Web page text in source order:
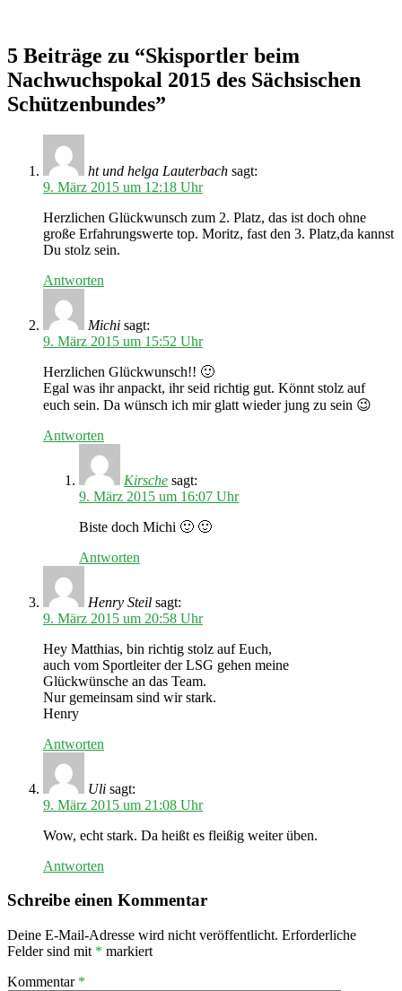
5 Beiträge zu “Skisportler beim
Nachwuchspokal 2015 des Sächsischen
Schützenbundes”
ht und helga Lauterbach sagt:
9. März 2015 um 12:18 Uhr
Herzlichen Glückwunsch zum 2. Platz, das ist doch ohne
große Erfahrungswerte top. Moritz, fast den 3. Platz,da kannst
Du stolz sein.
Antworten
Michi sagt:
9. März 2015 um 15:52 Uhr
Herzlichen Glückwunsch!! 🙂
Egal was ihr anpackt, ihr seid richtig gut. Könnt stolz auf
euch sein. Da wünsch ich mir glatt wieder jung zu sein 😉
Antworten
Kirsche sagt:
9. März 2015 um 16:07 Uhr
Biste doch Michi 🙂 🙂
Antworten
Henry Steil sagt:
9. März 2015 um 20:58 Uhr
Hey Matthias, bin richtig stolz auf Euch,
auch vom Sportleiter der LSG gehen meine
Glückwünsche an das Team.
Nur gemeinsam sind wir stark.
Henry
Antworten
Uli sagt:
9. März 2015 um 21:08 Uhr
Wow, echt stark. Da heißt es fleißig weiter üben.
Antworten
Schreibe einen Kommentar
Deine E-Mail-Adresse wird nicht veröffentlicht. Erforderliche
Felder sind mit * markiert
Kommentar *